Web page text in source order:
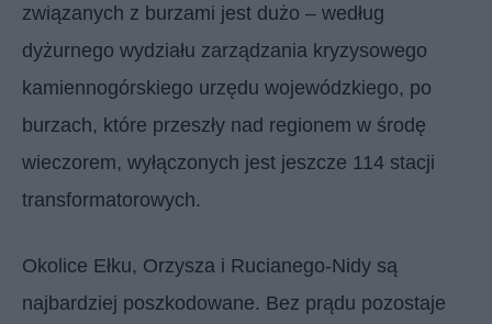
związanych z burzami jest dużo – według
dyżurnego wydziału zarządzania kryzysowego
kamiennogórskiego urzędu wojewódzkiego, po
burzach, które przeszły nad regionem w środę
wieczorem, wyłączonych jest jeszcze 114 stacji
transformatorowych.
Okolice Ełku, Orzysza i Rucianego-Nidy są
najbardziej poszkodowane. Bez prądu pozostaje